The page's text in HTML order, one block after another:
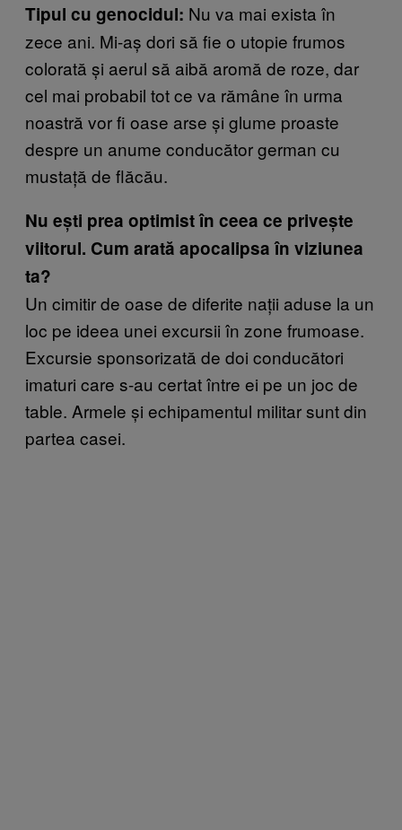
Tipul cu genocidul: Nu va mai exista în
zece ani. Mi-aș dori să fie o utopie frumos
colorată și aerul să aibă aromă de roze, dar
cel mai probabil tot ce va rămâne în urma
noastră vor fi oase arse și glume proaste
despre un anume conducător german cu
mustață de flăcău.
Nu ești prea optimist în ceea ce privește
viitorul. Cum arată apocalipsa în viziunea
ta?
Un cimitir de oase de diferite nații aduse la un
loc pe ideea unei excursii în zone frumoase.
Excursie sponsorizată de doi conducători
imaturi care s-au certat între ei pe un joc de
table. Armele și echipamentul militar sunt din
partea casei.